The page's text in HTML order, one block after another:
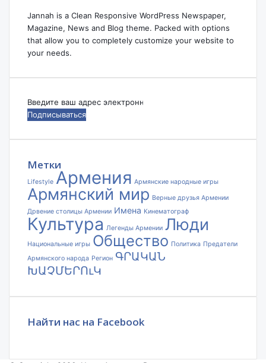
Jannah is a Clean Responsive WordPress Newspaper,
Magazine, News and Blog theme. Packed with options
that allow you to completely customize your website to
your needs.
Введите
ваш
электронной
Метки
Lifestyle Армения Армянские народные игры
Армянский мир Верные друзья Армении
Дрвение столицы Армении Имена Кинематограф
Культура Легенды Армении Люди
Национальные игры Общество Политика Предатели
Армянского народа Регион ԳՐԱԿԱՆ
ԽԱՉՄԵՐՈւԿ
Найти нас на Facebook